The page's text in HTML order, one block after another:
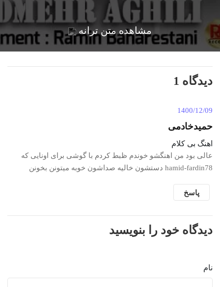
مشاهده متن ترانه
1 دیدگاه
1400/12/09
حمیدخادمی
اهنگ بی کلام
عالی بود من اهنگشو خوندم ظبط کردم با گوشی برای اونایی که
دستشون خالیه صداشون خوبه میتونن بخونن hamid-fardin78
پاسخ
دیدگاه خود را بنویسید
نام